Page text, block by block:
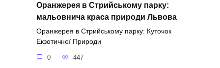
Оранжерея в Стрийському парку:
мальовнича краса природи Львова
Оранжерея в Стрийському парку: Куточок
Екзотичної Природи
0 447